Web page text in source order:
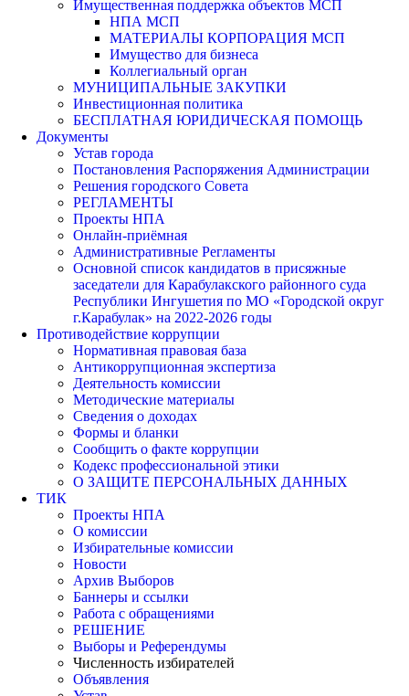
Имущественная поддержка объектов МСП
НПА МСП
МАТЕРИАЛЫ КОРПОРАЦИЯ МСП
Имущество для бизнеса
Коллегиальный орган
МУНИЦИПАЛЬНЫЕ ЗАКУПКИ
Инвестиционная политика
БЕСПЛАТНАЯ ЮРИДИЧЕСКАЯ ПОМОЩЬ
Документы
Устав города
Постановления Распоряжения Администрации
Решения городского Совета
РЕГЛАМЕНТЫ
Проекты НПА
Онлайн-приёмная
Административные Регламенты
Основной список кандидатов в присяжные
заседатели для Карабулакского районного суда
Республики Ингушетия по МО «Городской округ
г.Карабулак» на 2022-2026 годы
Противодействие коррупции
Нормативная правовая база
Антикоррупционная экспертиза
Деятельность комиссии
Методические материалы
Сведения о доходах
Формы и бланки
Сообщить о факте коррупции
Кодекс профессиональной этики
О ЗАЩИТЕ ПЕРСОНАЛЬНЫХ ДАННЫХ
ТИК
Проекты НПА
О комиссии
Избирательные комиссии
Новости
Архив Выборов
Баннеры и ссылки
Работа с обращениями
РЕШЕНИЕ
Выборы и Референдумы
Численность избирателей
Объявления